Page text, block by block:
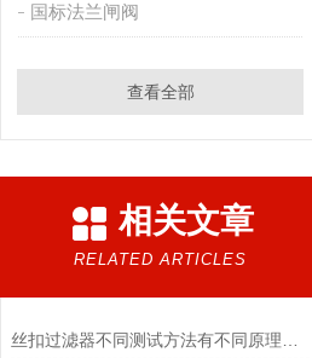
国标法兰闸阀
查看全部
相关文章
RELATED ARTICLES